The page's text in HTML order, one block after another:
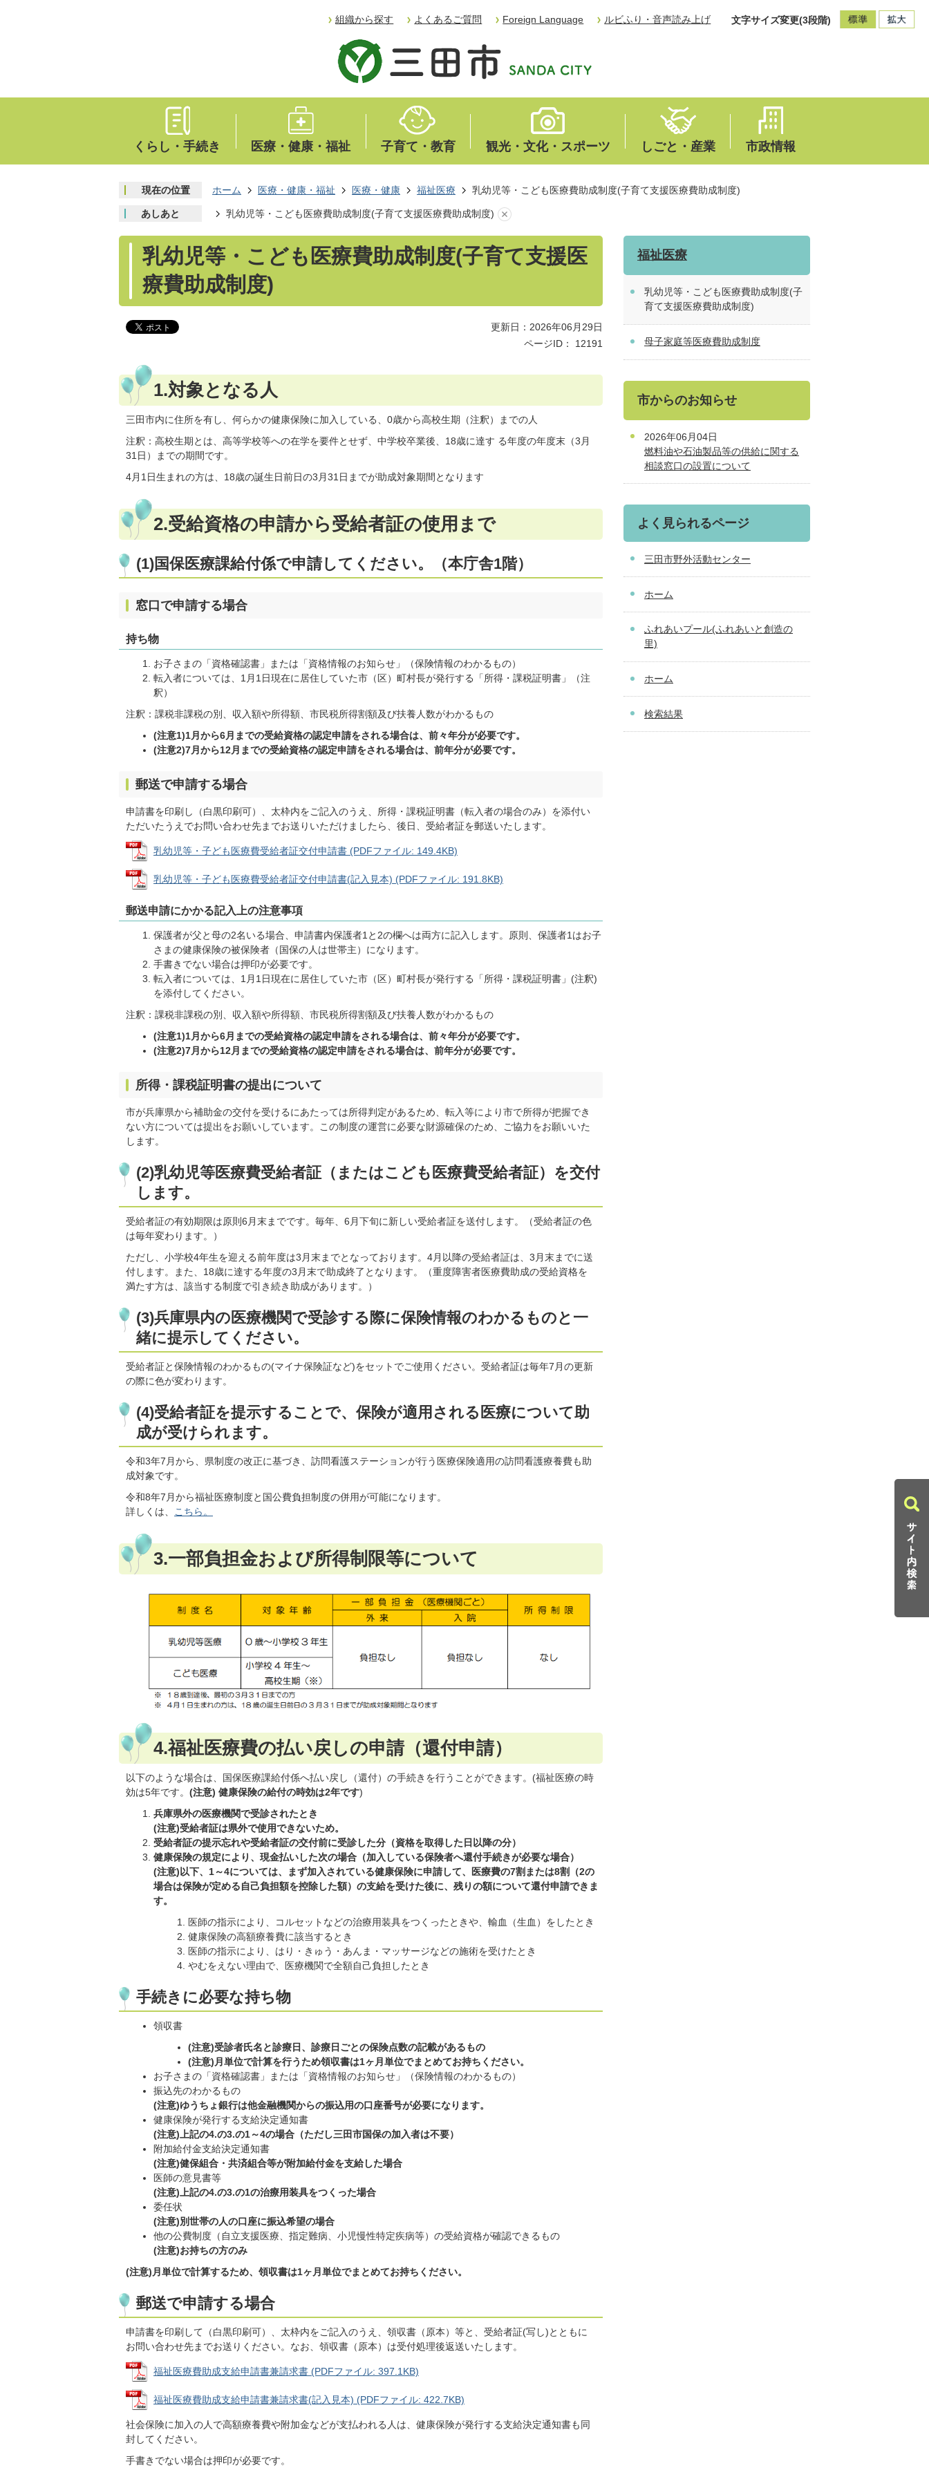
組織から探す よくあるご質問 Foreign Language ルビふり・音声読み上げ 文字サイズ変更(3段階)
くらし・手続き 医療・健康・福祉 子育て・教育 観光・文化・スポーツ しごと・産業 市政情報
現在の位置 ホーム 医療・健康・福祉 医療・健康 福祉医療 乳幼児等・こども医療費助成制度(子育て支援医療費助成制度)
あしあと 乳幼児等・こども医療費助成制度(子育て支援医療費助成制度)
乳幼児等・こども医療費助成制度(子育て支援医
療費助成制度)
更新日：2026年06月29日
ページID：
12191
1.対象となる人
三田市内に住所を有し、何らかの健康保険に加入している、0歳から高校生期（注釈）までの人
注釈：高校生期とは、高等学校等への在学を要件とせず、中学校卒業後、18歳に達す る年度の年度末（3月
31日）までの期間です。
4月1日生まれの方は、18歳の誕生日前日の3月31日までが助成対象期間となります
2.受給資格の申請から受給者証の使用まで
(1)国保医療課給付係で申請してください。（本庁舎1階）
窓口で申請する場合
持ち物
お子さまの「資格確認書」または「資格情報のお知らせ」（保険情報のわかるもの）
転入者については、1月1日現在に居住していた市（区）町村長が発行する「所得・課税証明書」（注
釈）
注釈：課税非課税の別、収入額や所得額、市民税所得割額及び扶養人数がわかるもの
(注意1)1月から6月までの受給資格の認定申請をされる場合は、前々年分が必要です。
(注意2)7月から12月までの受給資格の認定申請をされる場合は、前年分が必要です。
郵送で申請する場合
申請書を印刷し（白黒印刷可）、太枠内をご記入のうえ、所得・課税証明書（転入者の場合のみ）を添付い
ただいたうえでお問い合わせ先までお送りいただけましたら、後日、受給者証を郵送いたします。
乳幼児等・子ども医療費受給者証交付申請書 (PDFファイル: 149.4KB)
乳幼児等・子ども医療費受給者証交付申請書(記入見本) (PDFファイル: 191.8KB)
郵送申請にかかる記入上の注意事項
保護者が父と母の2名いる場合、申請書内保護者1と2の欄へは両方に記入します。原則、保護者1はお子
さまの健康保険の被保険者（国保の人は世帯主）になります。
手書きでない場合は押印が必要です。
転入者については、1月1日現在に居住していた市（区）町村長が発行する「所得・課税証明書」(注釈)
を添付してください。
注釈：課税非課税の別、収入額や所得額、市民税所得割額及び扶養人数がわかるもの
(注意1)1月から6月までの受給資格の認定申請をされる場合は、前々年分が必要です。
(注意2)7月から12月までの受給資格の認定申請をされる場合は、前年分が必要です。
所得・課税証明書の提出について
市が兵庫県から補助金の交付を受けるにあたっては所得判定があるため、転入等により市で所得が把握でき
ない方については提出をお願いしています。この制度の運営に必要な財源確保のため、ご協力をお願いいた
します。
(2)乳幼児等医療費受給者証（またはこども医療費受給者証）を交付
します。
受給者証の有効期限は原則6月末までです。毎年、6月下旬に新しい受給者証を送付します。（受給者証の色
は毎年変わります。）
ただし、小学校4年生を迎える前年度は3月末までとなっております。4月以降の受給者証は、3月末までに送
付します。また、18歳に達する年度の3月末で助成終了となります。（重度障害者医療費助成の受給資格を
満たす方は、該当する制度で引き続き助成があります。）
(3)兵庫県内の医療機関で受診する際に保険情報のわかるものと一
緒に提示してください。
受給者証と保険情報のわかるもの(マイナ保険証など)をセットでご使用ください。受給者証は毎年7月の更新
の際に色が変わります。
(4)受給者証を提示することで、保険が適用される医療について助
成が受けられます。
令和3年7月から、県制度の改正に基づき、訪問看護ステーションが行う医療保険適用の訪問看護療養費も助
成対象です。
令和8年7月から福祉医療制度と国公費負担制度の併用が可能になります。
詳しくは、
こちら。
3.一部負担金および所得制限等について
4.福祉医療費の払い戻しの申請（還付申請）
以下のような場合は、国保医療課給付係へ払い戻し（還付）の手続きを行うことができます。(福祉医療の時
効は5年です。 (注意) 健康保険の給付の時効は2年です)
兵庫県外の医療機関で受診されたとき
(注意)受給者証は県外で使用できないため。
受給者証の提示忘れや受給者証の交付前に受診した分（資格を取得した日以降の分）
健康保険の規定により、現金払いした次の場合（加入している保険者へ還付手続きが必要な場合）
(注意)以下、1～4については、まず加入されている健康保険に申請して、医療費の7割または8割（2の
場合は保険が定める自己負担額を控除した額）の支給を受けた後に、残りの額について還付申請できま
す。
医師の指示により、コルセットなどの治療用装具をつくったときや、輸血（生血）をしたとき
健康保険の高額療養費に該当するとき
医師の指示により、はり・きゅう・あんま・マッサージなどの施術を受けたとき
やむをえない理由で、医療機関で全額自己負担したとき
手続きに必要な持ち物
領収書
(注意)受診者氏名と診療日、診療日ごとの保険点数の記載があるもの
(注意)月単位で計算を行うため領収書は1ヶ月単位でまとめてお持ちください。
お子さまの「資格確認書」または「資格情報のお知らせ」（保険情報のわかるもの）
振込先のわかるもの
(注意)ゆうちょ銀行は他金融機関からの振込用の口座番号が必要になります。
健康保険が発行する支給決定通知書
(注意)上記の4.の3.の1～4の場合（ただし三田市国保の加入者は不要）
附加給付金支給決定通知書
(注意)健保組合・共済組合等が附加給付金を支給した場合
医師の意見書等
(注意)上記の4.の3.の1の治療用装具をつくった場合
委任状
(注意)別世帯の人の口座に振込希望の場合
他の公費制度（自立支援医療、指定難病、小児慢性特定疾病等）の受給資格が確認できるもの
(注意)お持ちの方のみ
(注意)月単位で計算するため、領収書は1ヶ月単位でまとめてお持ちください。
郵送で申請する場合
申請書を印刷して（白黒印刷可）、太枠内をご記入のうえ、領収書（原本）等と、受給者証(写し)とともに
お問い合わせ先までお送りください。なお、領収書（原本）は受付処理後返送いたします。
福祉医療費助成支給申請書兼請求書 (PDFファイル: 397.1KB)
福祉医療費助成支給申請書兼請求書(記入見本) (PDFファイル: 422.7KB)
社会保険に加入の人で高額療養費や附加金などが支払われる人は、健康保険が発行する支給決定通知書も同
封してください。
手書きでない場合は押印が必要です。
福祉医療
乳幼児等・こども医療費助成制度(子
育て支援医療費助成制度)
母子家庭等医療費助成制度
市からのお知らせ
2026年06月04日
燃料油や石油製品等の供給に関する
相談窓口の設置について
よく見られるページ
三田市野外活動センター
ホーム
ふれあいプール(ふれあいと創造の
里)
ホーム
検索結果